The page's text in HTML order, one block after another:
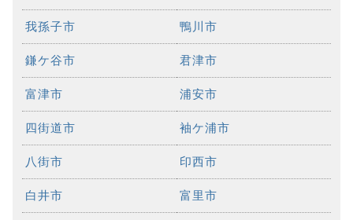
我孫子市 鴨川市
鎌ケ谷市 君津市
富津市 浦安市
四街道市 袖ケ浦市
八街市 印西市
白井市 富里市